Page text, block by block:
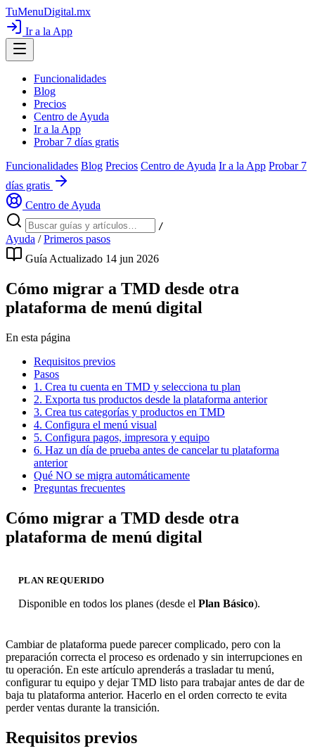
TuMenuDigital.mx
Ir a la App
Funcionalidades
Blog
Precios
Centro de Ayuda
Ir a la App
Probar 7 días gratis
Funcionalidades Blog Precios Centro de Ayuda Ir a la App Probar 7
días gratis
Centro de Ayuda
/
Ayuda / Primeros pasos
Guía Actualizado 14 jun 2026
Cómo migrar a TMD desde otra
plataforma de menú digital
En esta página
Requisitos previos
Pasos
1. Crea tu cuenta en TMD y selecciona tu plan
2. Exporta tus productos desde la plataforma anterior
3. Crea tus categorías y productos en TMD
4. Configura el menú visual
5. Configura pagos, impresora y equipo
6. Haz un día de prueba antes de cancelar tu plataforma
anterior
Qué NO se migra automáticamente
Preguntas frecuentes
Cómo migrar a TMD desde otra
plataforma de menú digital
PLAN REQUERIDO
Disponible en todos los planes (desde el Plan Básico).
Cambiar de plataforma puede parecer complicado, pero con la
preparación correcta el proceso es ordenado y sin interrupciones en
tu operación. En este artículo aprenderás a trasladar tu menú,
configurar tu equipo y dejar TMD listo para trabajar antes de dar de
baja tu plataforma anterior. Hacerlo en el orden correcto te evita
perder ventas durante la transición.
Requisitos previos